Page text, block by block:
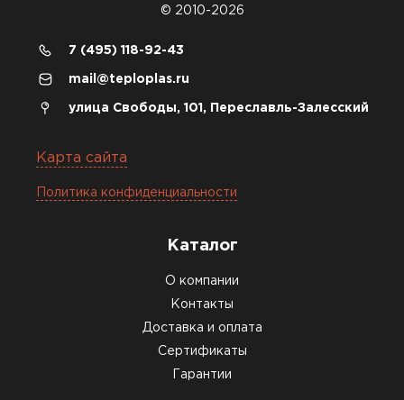
© 2010-2026
7 (495) 118-92-43
mail@teploplas.ru
улица Свободы, 101, Переславль-Залесский
Карта сайта
Политика конфиденциальности
Каталог
О компании
Контакты
Доставка и оплата
Сертификаты
Гарантии